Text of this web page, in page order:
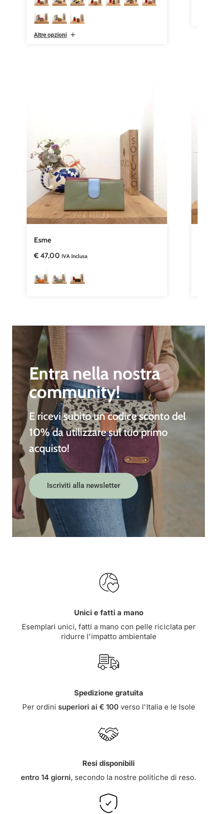
Altre opzioni
Esme
€ 47,00 IVA Inclusa
Entra nella nostra
community!
E ricevi subito uncodice sconto del
10%da utilizzare sul tuo primo
acquisto!
Iscriviti alla newsletter
Unici e fatti a mano
Esemplari unici, fatti a mano con pelle riciclata per
ridurre l'impatto ambientale
Spedizione gratuita
Per ordini superiori ai € 100verso l'Italia e le Isole
Resi disponibili
entro 14 giorni, secondo la nostre politiche di reso.